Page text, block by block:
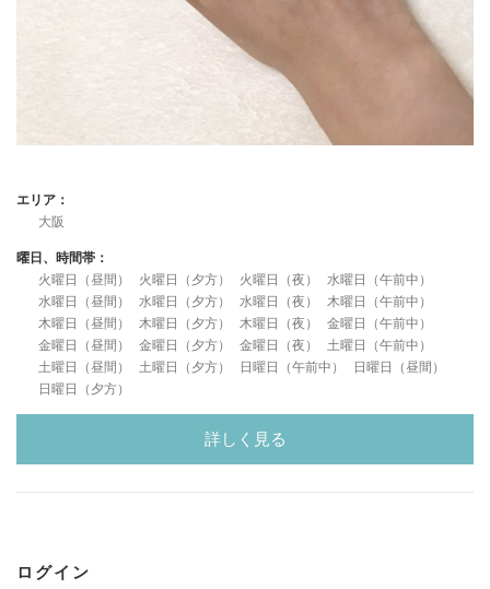
エリア：
大阪
曜日、時間帯：
火曜日（昼間）
火曜日（夕方） 火曜日（夜）
水曜日（午前中）
水曜日（昼間）
水曜日（夕方） 水曜日（夜）
木曜日（午前中）
木曜日（昼間）
木曜日（夕方） 木曜日（夜）
金曜日（午前中）
金曜日（昼間）
金曜日（夕方） 金曜日（夜）
土曜日（午前中）
土曜日（昼間）
土曜日（夕方） 日曜日（午前中）
日曜日（昼間）
日曜日（夕方）
詳しく見る
ログイン